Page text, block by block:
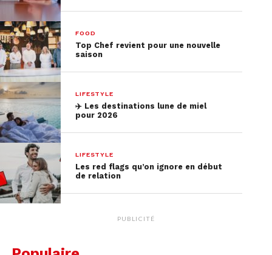
– Türkisch für Anfänger
Une série tournée à Berlin qui raconte l’histoire
de Lena, 16 ans, dont la vie semble s’effondrer
lorsque sa mère se fiance soudainement à un
commissaire de police turc. Deux mondes
s’affrontent dans cette série, l’acceptation et le
multiculturalisme.
FOOD
Top Chef revient pour une nouvelle
saison
LIFESTYLE
✈️​ Les destinations lune de miel
pour 2026
LIFESTYLE
Les red flags qu’on ignore en début
de relation
PUBLICITÉ